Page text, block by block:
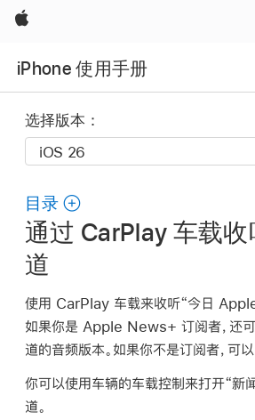
Apple
iPhone 使用手册
选择版本：
目录
通过 CarPlay 车载
道
使用 CarPlay 车载来收听“今日
如果你是 Apple News+ 订阅者，还
道的音频版本。如果你不是订阅者，可
你可以使用车辆的车载控制来打开“新
道。